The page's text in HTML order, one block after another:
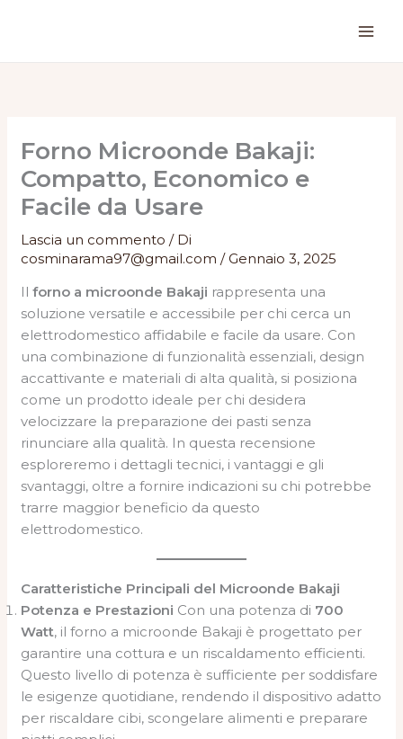
Forno Microonde Bakaji:
Compatto, Economico e
Facile da Usare
Lascia un commento / Di
cosminarama97@gmail.com/Gennaio 3, 2025
Ilforno a microonde Bakaji rappresenta una
soluzione versatile e accessibile per chi cerca un
elettrodomestico affidabile e facile da usare. Con
una combinazione di funzionalità essenziali, design
accattivante e materiali di alta qualità, si posiziona
come un prodotto ideale per chi desidera
velocizzare la preparazione dei pasti senza
rinunciare alla qualità. In questa recensione
esploreremo i dettagli tecnici, i vantaggi e gli
svantaggi, oltre a fornire indicazioni su chi potrebbe
trarre maggior beneficio da questo
elettrodomestico.
Caratteristiche Principali del Microonde Bakaji
Potenza e Prestazioni Con una potenza di 700
Watt, il forno a microonde Bakaji è progettato per
garantire una cottura e un riscaldamento efficienti.
Questo livello di potenza è sufficiente per soddisfare
le esigenze quotidiane, rendendo il dispositivo adatto
per riscaldare cibi, scongelare alimenti e preparare